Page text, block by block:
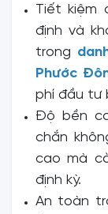
Tiết kiệm
định và
trong
Phước
phí đầu tư
Độ bền
chắn
cao mà
định kỳ.
An toàn